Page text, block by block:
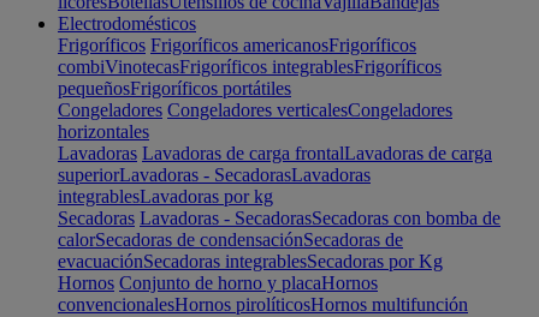
Electrodomésticos
Frigoríficos Frigoríficos americanosFrigoríficos
combiVinotecasFrigoríficos integrablesFrigoríficos
pequeñosFrigoríficos portátiles
Congeladores Congeladores verticalesCongeladores
horizontales
Lavadoras Lavadoras de carga frontalLavadoras de carga
superiorLavadoras - SecadorasLavadoras
integrablesLavadoras por kg
Secadoras Lavadoras - SecadorasSecadoras con bomba de
calorSecadoras de condensaciónSecadoras de
evacuaciónSecadoras integrablesSecadoras por Kg
Hornos Conjunto de horno y placaHornos
convencionalesHornos pirolíticosHornos multifunción